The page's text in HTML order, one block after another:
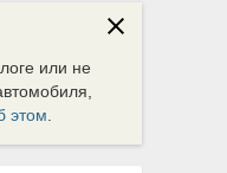
или не
этом